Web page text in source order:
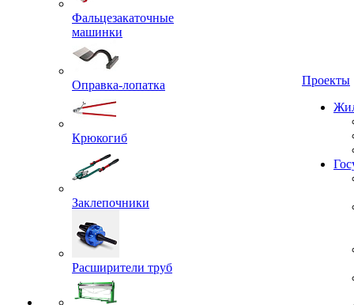
Фальцезакаточные
машинки
Оправка-лопатка
Крюкогиб
Заклепочники
Расширители труб